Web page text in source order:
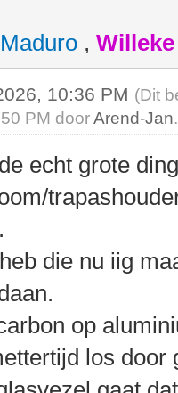
,
10:36 PM (Dit
PM doorArend-Jan
echt grote
die nu iig
op
los door